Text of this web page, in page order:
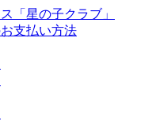
「星の子クラブ」
支払い方法